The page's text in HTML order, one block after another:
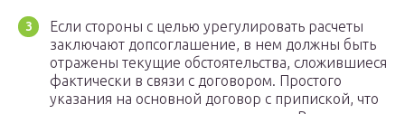
Если стороны с целью урегулировать расчеты
заключают допсоглашение, в нем должны быть
отражены текущие обстоятельства, сложившиеся
фактически в связи с договором. Простого
указания на основной договор с припиской, что